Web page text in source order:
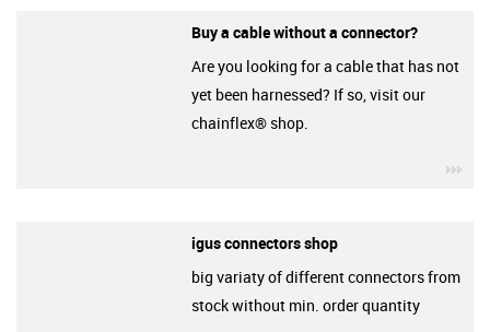
Buy a cable without a connector?
Are you looking for a cable that has not
yet been harnessed? If so, visit our
chainflex® shop.
igus connectors shop
big variaty of different connectors from
stock without min. order quantity